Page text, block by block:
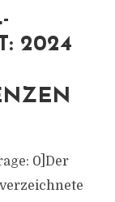
2024
0]Der